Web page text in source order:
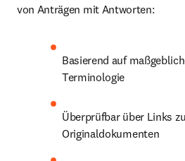
von Anträgen mit Antworten:
Basierend auf
Terminologie
Überprüfbar über Links
Originaldokumenten